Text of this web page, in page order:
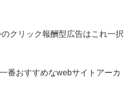
クリック報酬型広告はこれ一択
番おすすめなwebサイトアーカ